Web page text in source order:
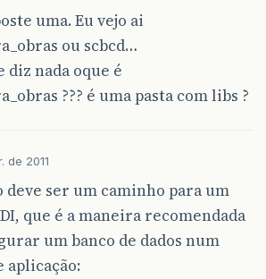
uma. Eu vejo ai
ou scbcd…
diz nada oque é
??? é uma pasta com libs ?
de 2011
deve ser um caminho para um
que é a maneira recomendada
um banco de dados num
aplicação: